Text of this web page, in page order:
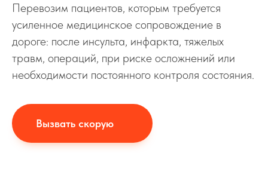
Перевозим пациентов, которым требуется
усиленное медицинское сопровождение в
дороге: после инсульта, инфаркта, тяжелых
травм, операций, при риске осложнений или
необходимости постоянного контроля состояния.
Вызвать скорую